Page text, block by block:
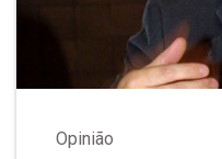
Opinião